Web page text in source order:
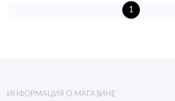
1
ИНФОРМАЦИЯ О МАГАЗИНЕ